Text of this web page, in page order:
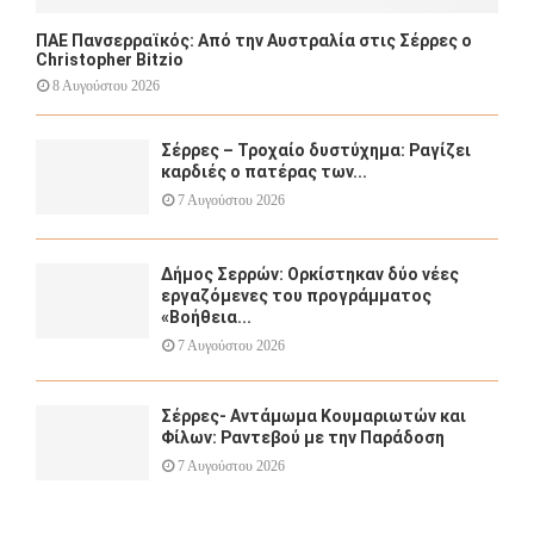
ΠΑΕ Πανσερραϊκός: Από την Αυστραλία στις Σέρρες ο
Christopher Bitzio
8 Αυγούστου 2026
Σέρρες – Τροχαίο δυστύχημα: Ραγίζει
καρδιές ο πατέρας των...
7 Αυγούστου 2026
Δήμος Σερρών: Ορκίστηκαν δύο νέες
εργαζόμενες του προγράμματος
«Βοήθεια...
7 Αυγούστου 2026
Σέρρες- Αντάμωμα Κουμαριωτών και
Φίλων: Ραντεβού με την Παράδοση
7 Αυγούστου 2026